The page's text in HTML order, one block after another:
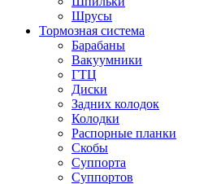
Шрусы
Тормозная система
Барабаны
Вакуумники
ГТЦ
Диски
Задних колодок
Колодки
Распорные планки
Скобы
Суппорта
Суппортов